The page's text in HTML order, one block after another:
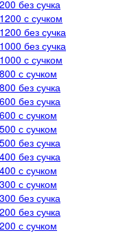
без сучка
с сучком
без сучка
без сучка
с сучком
с сучком
без сучка
без сучка
с сучком
с сучком
без сучка
без сучка
с сучком
с сучком
без сучка
без сучка
с сучком